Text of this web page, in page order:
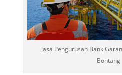
Jasa Pengurusan Bank
Bontang